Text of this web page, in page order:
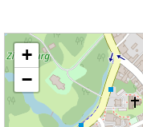
Kaart nieuws Vught. Locatie
+
−